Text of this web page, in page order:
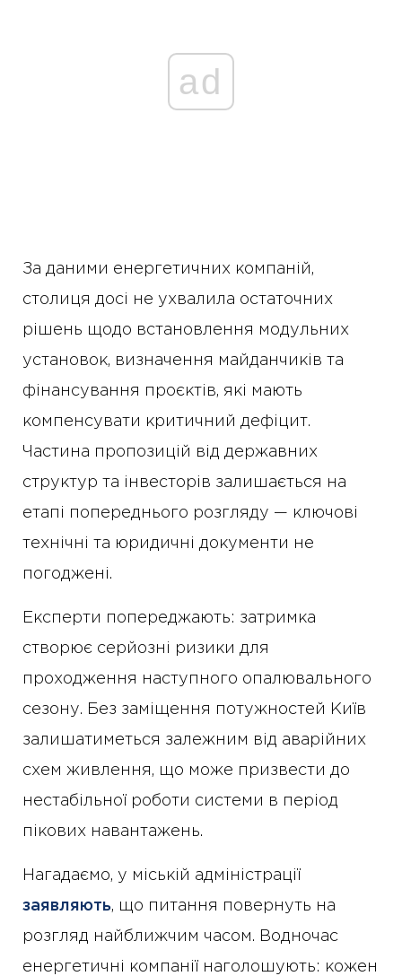
ad
За даними енергетичних компаній,
столиця досі не ухвалила остаточних
рішень щодо встановлення модульних
установок, визначення майданчиків та
фінансування проєктів, які мають
компенсувати критичний дефіцит.
Частина пропозицій від державних
структур та інвесторів залишається на
етапі попереднього розгляду — ключові
технічні та юридичні документи не
погоджені.
Експерти попереджають: затримка
створює серйозні ризики для
проходження наступного опалювального
сезону. Без заміщення потужностей Київ
залишатиметься залежним від аварійних
схем живлення, що може призвести до
нестабільної роботи системи в період
пікових навантажень.
Нагадаємо, у міській адміністрації
заявляють, що питання повернуть на
розгляд найближчим часом. Водночас
енергетичні компанії наголошують: кожен